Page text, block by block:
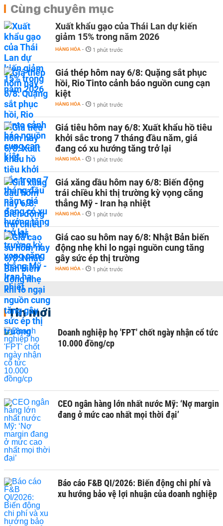
Cùng chuyên mục
Xuất khẩu gạo của Thái Lan dự kiến
giảm 15% trong năm 2026
HÀNG HÓA - 1 phút trước
Giá thép hôm nay 6/8: Quặng sắt phục
hồi, Rio Tinto cảnh báo nguồn cung cạn
kiệt
HÀNG HÓA - 1 phút trước
Giá tiêu hôm nay 6/8: Xuất khẩu hồ tiêu
khởi sắc trong 7 tháng đầu năm, giá
đang có xu hướng tăng trở lại
HÀNG HÓA - 1 phút trước
Giá xăng dầu hôm nay 6/8: Biến động
trái chiều khi thị trường kỳ vọng căng
thẳng Mỹ - Iran hạ nhiệt
HÀNG HÓA - 1 phút trước
Giá cao su hôm nay 6/8: Nhật Bản biến
động nhẹ khi lo ngại nguồn cung tăng
gây sức ép thị trường
HÀNG HÓA - 1 phút trước
Tin mới
Doanh nghiệp họ 'FPT' chốt ngày nhận cổ tức
10.000 đồng/cp
CEO ngân hàng lớn nhất nước Mỹ: ‘Nợ margin
đang ở mức cao nhất mọi thời đại’
Báo cáo F&B QI/2026: Biến động chi phí và
xu hướng bảo vệ lợi nhuận của doanh nghiệp